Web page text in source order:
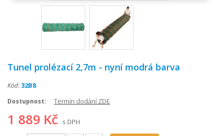
Tunel prolézací 2,7m - nyní modrá barva
Kód:32B8
Dostupnost: Termín dodání ZDE
1 889 Kč s DPH